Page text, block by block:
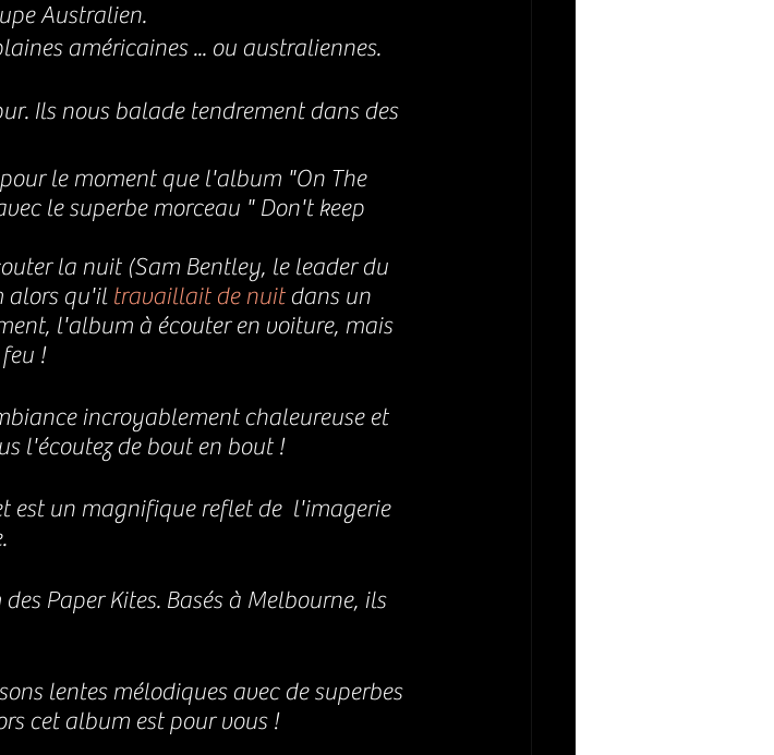
Australien.
américaines ... ou australiennes.
Ils nous balade tendrement dans des
le moment que l'album "On The
le superbe morceau " Don't keep
la nuit (Sam Bentley, le leader du
alors qu'il travaillait de nuit dans un
l'album à écouter en voiture, mais
!
incroyablement chaleureuse et
l'écoutez de bout en bout !
est un magnifique reflet de  l'imagerie
Paper Kites. Basés à Melbourne, ils
lentes mélodiques avec de superbes
cet album est pour vous !